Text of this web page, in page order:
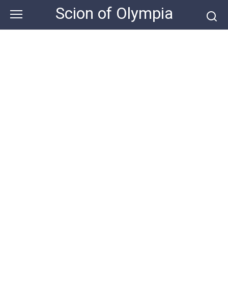
content
Scion of Olympia